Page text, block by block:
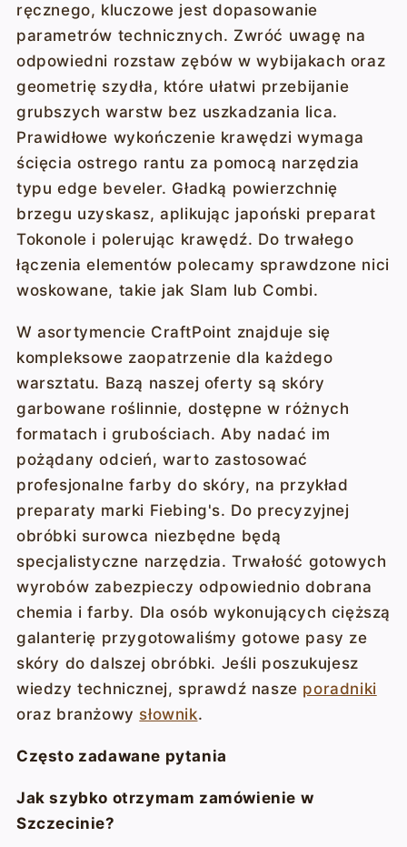
ręcznego, kluczowe jest dopasowanie
parametrów technicznych. Zwróć uwagę na
odpowiedni rozstaw zębów w wybijakach oraz
geometrię szydła, które ułatwi przebijanie
grubszych warstw bez uszkadzania lica.
Prawidłowe wykończenie krawędzi wymaga
ścięcia ostrego rantu za pomocą narzędzia
typu edge beveler. Gładką powierzchnię
brzegu uzyskasz, aplikując japoński preparat
Tokonole i polerując krawędź. Do trwałego
łączenia elementów polecamy sprawdzone nici
woskowane, takie jak Slam lub Combi.
W asortymencie CraftPoint znajduje się
kompleksowe zaopatrzenie dla każdego
warsztatu. Bazą naszej oferty są skóry
garbowane roślinnie, dostępne w różnych
formatach i grubościach. Aby nadać im
pożądany odcień, warto zastosować
profesjonalne farby do skóry, na przykład
preparaty marki Fiebing's. Do precyzyjnej
obróbki surowca niezbędne będą
specjalistyczne narzędzia. Trwałość gotowych
wyrobów zabezpieczy odpowiednio dobrana
chemia i farby. Dla osób wykonujących cięższą
galanterię przygotowaliśmy gotowe pasy ze
skóry do dalszej obróbki. Jeśli poszukujesz
wiedzy technicznej, sprawdź nasze poradniki
oraz branżowy słownik.
Często zadawane pytania
Jak szybko otrzymam zamówienie w
Szczecinie?